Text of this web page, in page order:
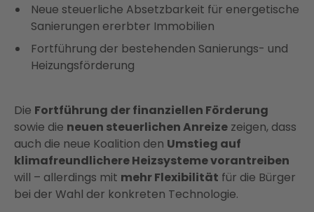
Neue steuerliche Absetzbarkeit für energetische
Sanierungen ererbter Immobilien
Fortführung der bestehenden Sanierungs- und
Heizungsförderung
Die Fortführung der finanziellen Förderung
sowie die neuen steuerlichen Anreize zeigen, dass
auch die neue Koalition den Umstieg auf
klimafreundlichere Heizsysteme vorantreiben
will – allerdings mit mehr Flexibilität für die Bürger
bei der Wahl der konkreten Technologie.